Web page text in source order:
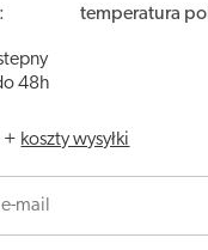
temperatura
48h
+ koszty wysyłki